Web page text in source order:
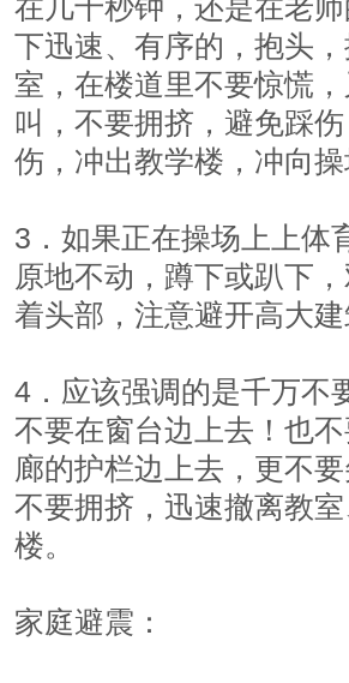
在几十秒钟，还是在老
下迅速、有序的，抱头
室，在楼道里不要惊慌
叫，不要拥挤，避免踩
伤，冲出教学楼，冲向操
3．如果正在操场上上体
原地不动，蹲下或趴下
着头部，注意避开高大建
4．应该强调的是千万不
不要在窗台边上去！也
廊的护栏边上去，更不要
不要拥挤，迅速撤离教
楼。
家庭避震：